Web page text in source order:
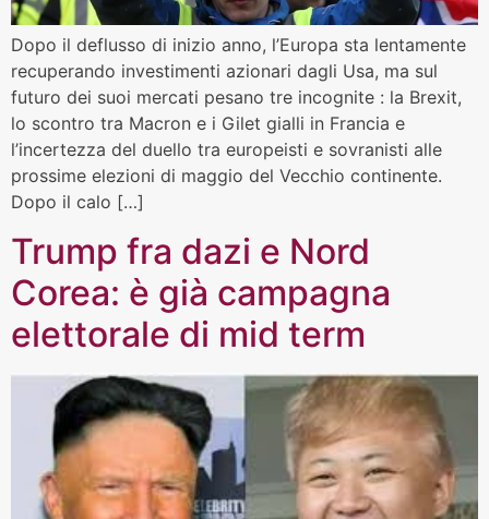
Dopo il deflusso di inizio anno, l’Europa sta lentamente
recuperando investimenti azionari dagli Usa, ma sul
futuro dei suoi mercati pesano tre incognite : la Brexit,
lo scontro tra Macron e i Gilet gialli in Francia e
l’incertezza del duello tra europeisti e sovranisti alle
prossime elezioni di maggio del Vecchio continente.
Dopo il calo […]
Trump fra dazi e Nord
Corea: è già campagna
elettorale di mid term